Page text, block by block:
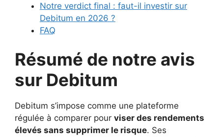
Notre verdict final : faut-il investir sur
Debitum en 2026 ?
FAQ
Résumé de notre avis
sur Debitum
Debitum s’impose comme une plateforme
régulée à comparer pour viser des rendements
élevés sans supprimer le risque. Ses